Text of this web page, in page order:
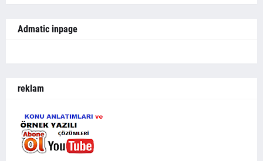
Admatic inpage
reklam